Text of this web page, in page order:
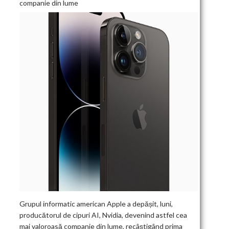
companie din lume
Grupul informatic american Apple a depășit, luni,
producătorul de cipuri AI, Nvidia, devenind astfel cea
mai valoroasă companie din lume, recâștigând prima